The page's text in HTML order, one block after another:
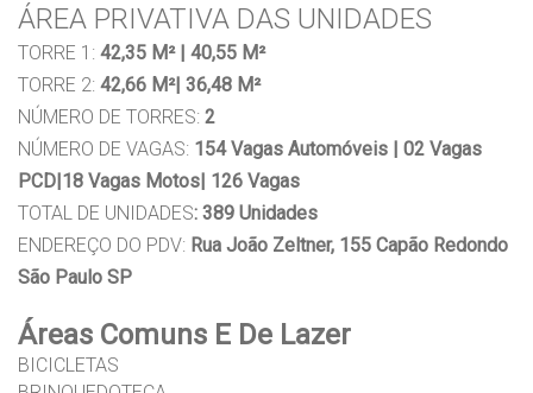
ÁREA PRIVATIVA DAS UNIDADES
TORRE 1: 42,35 M² | 40,55 M²
TORRE 2: 42,66 M²| 36,48 M²
NÚMERO DE TORRES: 2
NÚMERO DE VAGAS: 154 Vagas Automóveis | 02 Vagas
PCD|18 Vagas Motos| 126 Vagas
TOTAL DE UNIDADES: 389 Unidades
ENDEREÇO DO PDV: Rua João Zeltner, 155 Capão Redondo
São Paulo SP
Áreas Comuns E De Lazer
BICICLETAS